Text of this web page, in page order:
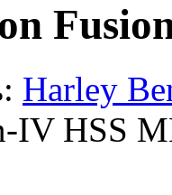
Harley
IV HSS